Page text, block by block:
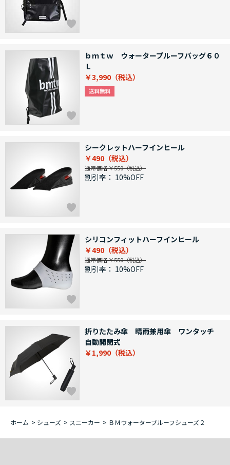
ｂｍｔｗ ウォータープルーフバッグ６０
Ｌ
￥3,990
シークレットハーフインヒール
￥490
通常価格 ￥550
割引率： 10%OFF
シリコンフィットハーフインヒール
￥490
通常価格 ￥550
割引率： 10%OFF
折りたたみ傘 晴雨兼用傘 ワンタッチ
自動開閉式
￥1,990
ホーム > シューズ > スニーカー > ＢＭウォータープルーフシューズ２